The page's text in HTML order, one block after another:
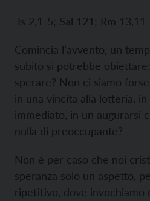
Is 2,1-5; Sal 121; Rm
Comincia l’avvento, un
subito si potrebbe
sperare? Non ci siamo
in una vincita alla lotteria,
immediato, in un augurarsi
nulla di preoccupante?
Non è per caso che noi
speranza solo un aspetto,
ripetitivo, dove invochiamo